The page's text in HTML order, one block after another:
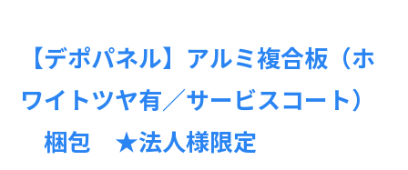
【デポパネル】アルミ複合板（ホ
ワイトツヤ有／サービスコート）
梱包 ★法人様限定